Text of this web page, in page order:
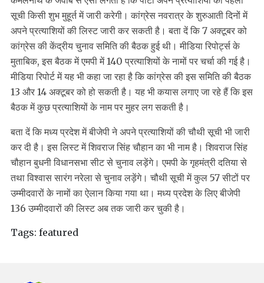
सूची किसी शुभ मुहूर्त में जारी करेगी। कांग्रेस नवरात्र के शुरुआती दिनों में
अपने प्रत्याशियों की लिस्ट जारी कर सकती है। बता दें कि 7 अक्टूबर को
कांग्रेस की केंद्रीय चुनाव समिति की बैठक हुई थी। मीडिया रिपोर्ट्स के
मुताबिक, इस बैठक में एमपी में 140 प्रत्याशियों के नामों पर चर्चा की गई है।
मीडिया रिपोर्ट में यह भी कहा जा रहा है कि कांग्रेस की इस समिति की बैठक
13 और 14 अक्टूबर को हो सकती है। यह भी कयास लगाए जा रहे हैं कि इस
बैठक में कुछ प्रत्याशियों के नाम पर मुहर लग सकती है।
बता दें कि मध्य प्रदेश में बीजेपी ने अपने प्रत्याशियों की चौथी सूची भी जारी
कर दी है। इस लिस्ट में शिवराज सिंह चौहान का भी नाम है। शिवराज सिंह
चौहान बुधनी विधानसभा सीट से चुनाव लड़ेंगे। एमपी के गृहमंत्री दतिया से
तथा विश्वास सारंग नरेला से चुनाव लड़ेंगे। चौथी सूची में कुल 57 सीटों पर
उम्मीदवारों के नामों का ऐलान किया गया था। मध्य प्रदेश के लिए बीजेपी
136 उम्मीदवारों की लिस्ट अब तक जारी कर चुकी है।
Tags: featured